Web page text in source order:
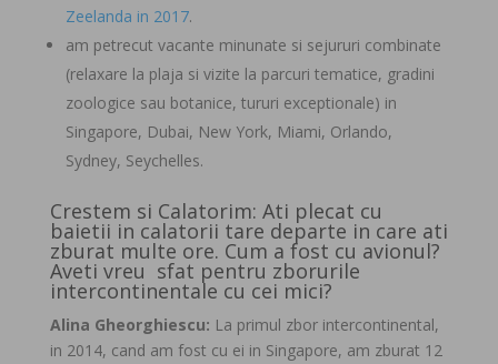
Zeelanda in 2017.
am petrecut vacante minunate si sejururi combinate
(relaxare la plaja si vizite la parcuri tematice, gradini
zoologice sau botanice, tururi exceptionale) in
Singapore, Dubai, New York, Miami, Orlando,
Sydney, Seychelles.
Crestem si Calatorim: Ati plecat cu
baietii in calatorii tare departe in care ati
zburat multe ore. Cum a fost cu avionul?
Aveti vreu sfat pentru zborurile
intercontinentale cu cei mici?
Alina Gheorghiescu: La primul zbor intercontinental,
in 2014, cand am fost cu ei in Singapore, am zburat 12